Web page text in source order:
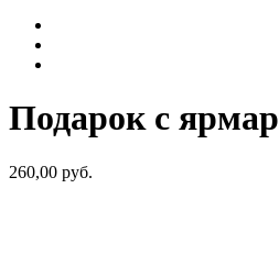
Подарок с
260,00 руб.